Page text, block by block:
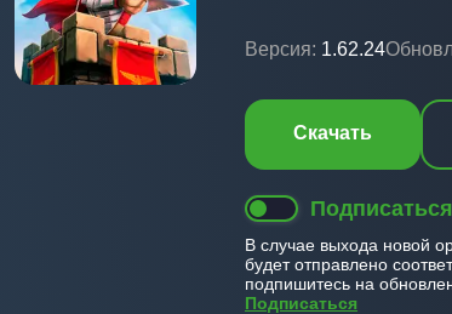
Версия: 1.62.24
Скачать
В случае выхода новой
будет отправлено
подпишитесь на
Подписаться